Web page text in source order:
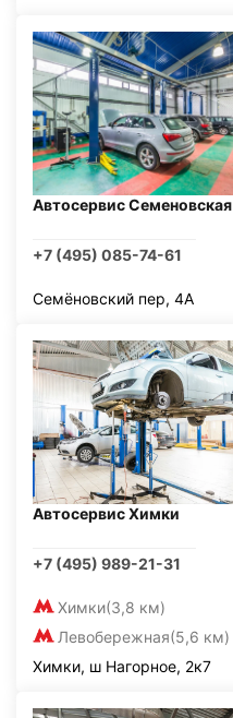
Автосервис Семеновская
+7 (495) 085-74-61
Семёновский пер, 4А
Автосервис Химки
+7 (495) 989-21-31
Химки(3,8 км)
Левобережная(5,6 км)
Химки, ш Нагорное, 2к7